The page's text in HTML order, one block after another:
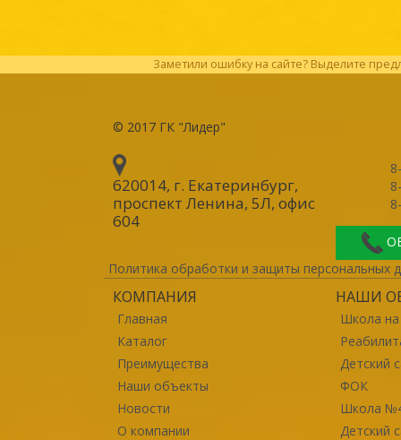
Заметили ошибку на сайте? Выделите
© 2017 ГК "Лидер"
620014, г. Екатеринбург,
проспект Ленина, 5Л, офис
604
Политика обработки и защиты персональных
КОМПАНИЯ
Главная
Каталог
Преимущества
Наши объекты
Новости
О компании
НАШИ
Школа
Детский
ФОК
Школа
Детский